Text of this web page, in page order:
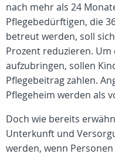
nach mehr als 24
Pflegebedürftigen, die
betreut werden, soll
Prozent reduzieren.
aufzubringen, sollen
Pflegebeitrag zahlen.
Pflegeheim werden als
Doch wie bereits
Unterkunft und
werden, wenn